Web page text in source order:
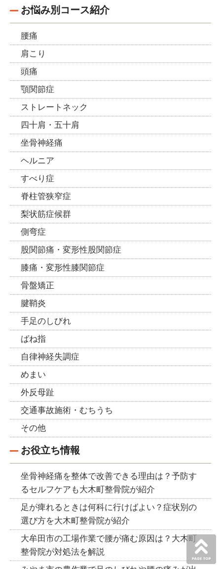
お悩み別コース紹介
腰痛
肩こり
頭痛
顎関節症
ストレートネック
四十肩・五十肩
坐骨神経痛
ヘルニア
すべり症
脊柱管狭窄症
梨状筋症候群
側弯症
股関節痛・変形性股関節症
膝痛・変形性膝関節症
骨盤矯正
腱鞘炎
手足のしびれ
ばね指
自律神経失調症
めまい
外反母趾
交通事故施術・むちうち
その他
お役立ち情報
坐骨神経痛を整体で改善できる理由は？予防す
るセルフケアも大木町整骨院が紹介
足が痺れるときは何科に行けばよい？症状別の
選び方を大木町整骨院が紹介
大牟田市の工場作業で腰が痛む原因は？大木町
整骨院が対処法を解説